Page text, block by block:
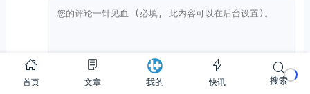
首页 文章 我的 快讯 搜索